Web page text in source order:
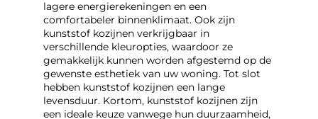
lagere energierekeningen en een
comfortabeler binnenklimaat. Ook zijn
kunststof kozijnen verkrijgbaar in
verschillende kleuropties, waardoor ze
gemakkelijk kunnen worden afgestemd op de
gewenste esthetiek van uw woning. Tot slot
hebben kunststof kozijnen een lange
levensduur. Kortom, kunststof kozijnen zijn
een ideale keuze vanwege hun duurzaamheid,